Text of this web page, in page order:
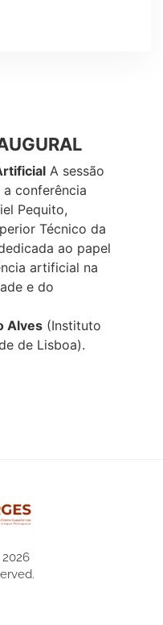
A sessão
conferência
Pequito,
Técnico da
ao papel
artificial na
e do
Alves (Instituto
de Lisboa).
2026